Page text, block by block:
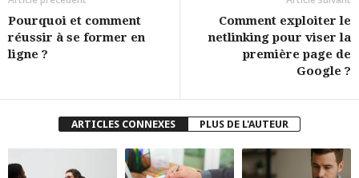
Pourquoi et comment
réussir à se former en
ligne ?
Comment exploiter le
netlinking pour viser la
première page de
Google ?
ARTICLES CONNEXES PLUS DE L'AUTEUR